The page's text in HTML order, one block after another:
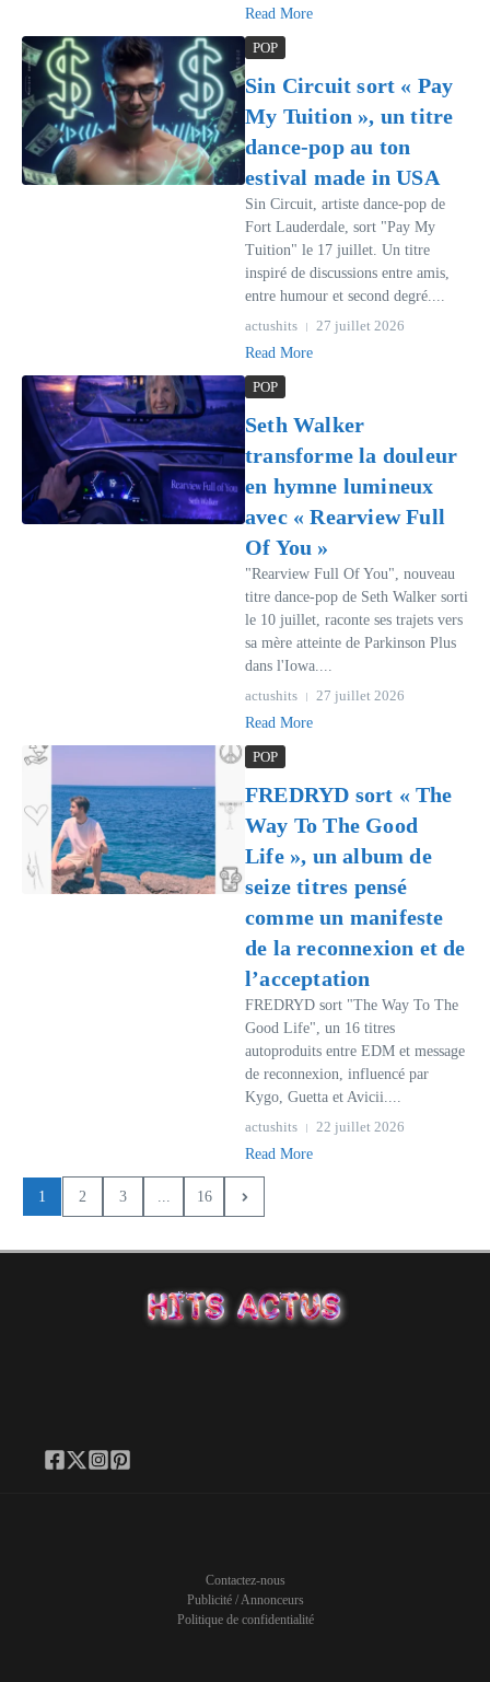
Read More
POP
Sin Circuit sort « Pay
My Tuition », un titre
dance-pop au ton
estival made in USA
Sin Circuit, artiste dance-pop de
Fort Lauderdale, sort "Pay My
Tuition" le 17 juillet. Un titre
inspiré de discussions entre amis,
entre humour et second degré....
actushits
27 juillet 2026
Read More
POP
Seth Walker
transforme la douleur
en hymne lumineux
avec « Rearview Full
Of You »
"Rearview Full Of You", nouveau
titre dance-pop de Seth Walker sorti
le 10 juillet, raconte ses trajets vers
sa mère atteinte de Parkinson Plus
dans l'Iowa....
actushits
27 juillet 2026
Read More
POP
FREDRYD sort « The
Way To The Good
Life », un album de
seize titres pensé
comme un manifeste
de la reconnexion et de
l’acceptation
FREDRYD sort "The Way To The
Good Life", un 16 titres
autoproduits entre EDM et message
de reconnexion, influencé par
Kygo, Guetta et Avicii....
actushits
22 juillet 2026
Read More
1 2 3 ... 16
Contactez-nous
Publicité / Annonceurs
Politique de confidentialité